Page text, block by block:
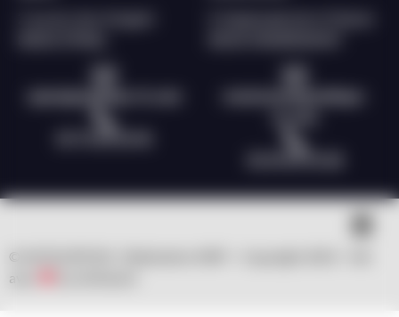
© ANTILOPE RH | Réalisation WSP – Copyright 2023 – fait
avec